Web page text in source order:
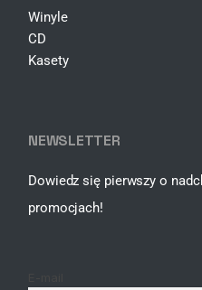
Winyle
CD
Kasety
NEWSLETTER
Dowiedz się pierwszy o
promocjach!